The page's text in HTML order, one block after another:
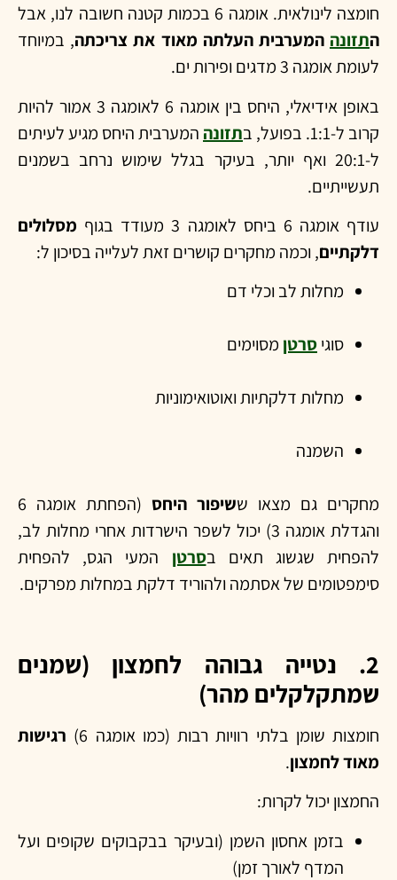
חומצה לינולאית. אומגה 6 בכמות קטנה חשובה לנו, אבל
התזונההמערבית העלתה מאוד את צריכתה, במיוחד
לעומת אומגה 3 מדגים ופירות ים.
באופן אידיאלי, היחס בין אומגה 6 לאומגה 3 אמור להיות
קרוב ל-1:1. בפועל, ב
תזונההמערבית היחס מגיע לעיתים
ל-20:1 ואף יותר, בעיקר בגלל שימוש נרחב בשמנים
תעשייתיים.
עודף אומגה 6 ביחס לאומגה 3 מעודד בגוף
מסלולים
דלקתיים, וכמה מחקרים קושרים זאת לעלייה בסיכון ל:
מחלות לב וכלי דם
סוגיסרטןמסוימים
מחלות דלקתיות ואוטואימוניות
השמנה
מחקרים גם מצאו ששיפור היחס
(הפחתת אומגה 6
והגדלת אומגה 3) יכול לשפר הישרדות אחרי מחלות לב,
להפחית שגשוג תאים בסרטןהמעי הגס, להפחית
סימפטומים של אסתמה ולהוריד דלקת במחלות מפרקים.
2. נטייה גבוהה לחמצון (שמנים
שמתקלקלים מהר)
חומצות שומן בלתי רוויות רבות (כמו אומגה 6)
רגישות
מאוד לחמצון.
החמצון יכול לקרות:
בזמן אחסון השמן (ובעיקר בבקבוקים שקופים ועל
המדף לאורך זמן)